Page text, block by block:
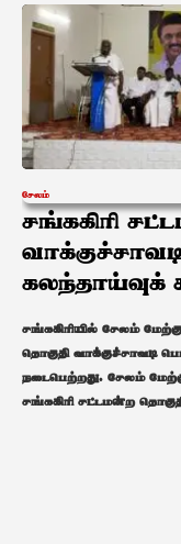
சேலம்
சங்ககிரி
கலந்தாய்வுக்
சங்ககிரியில் சேலம்
தொகுதி வாக்குச்சாவடி
நடைபெற்றது. சேலம்
சங்ககிரி சட்டமன்ற